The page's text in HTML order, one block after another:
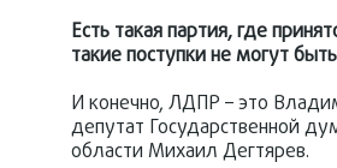
Есть такая партия, где
такие поступки не могут
И конечно, ЛДПР – это
депутат Государственной
области Михаил Дегтярев.